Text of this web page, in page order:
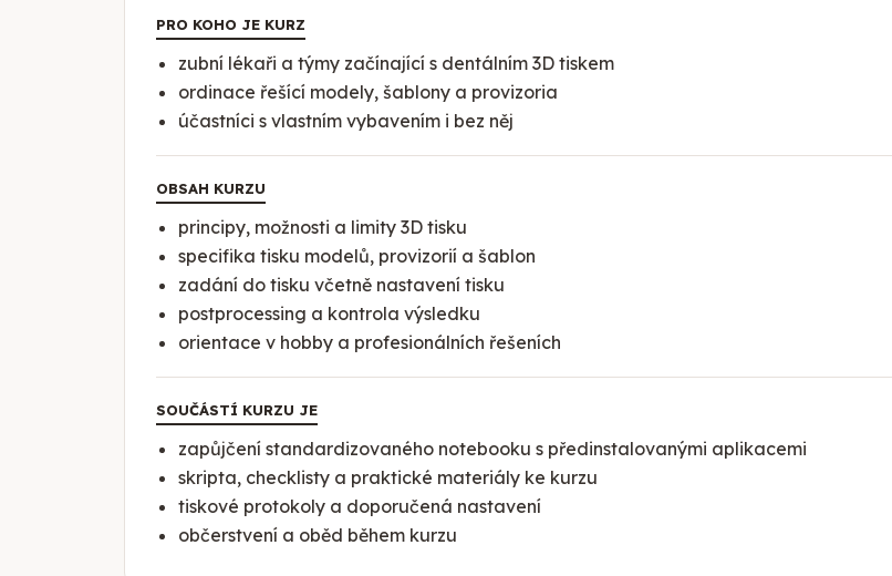
PRO KOHO JE KURZ
zubní lékaři a týmy začínající s dentálním 3D tiskem
ordinace řešící modely, šablony a provizoria
účastníci s vlastním vybavením i bez něj
OBSAH KURZU
principy, možnosti a limity 3D tisku
specifika tisku modelů, provizorií a šablon
zadání do tisku včetně nastavení tisku
postprocessing a kontrola výsledku
orientace v hobby a profesionálních řešeních
SOUČÁSTÍ KURZU JE
zapůjčení standardizovaného notebooku s předinstalovanými aplikacemi
skripta, checklisty a praktické materiály ke kurzu
tiskové protokoly a doporučená nastavení
občerstvení a oběd během kurzu